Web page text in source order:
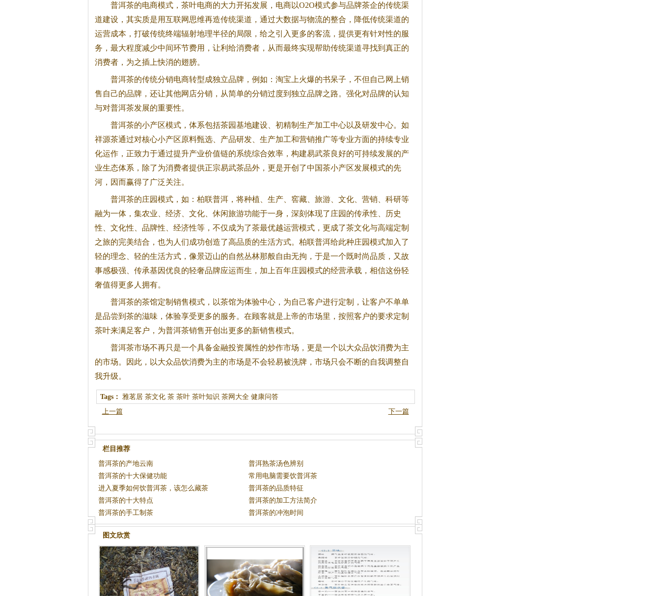
普洱茶的电商模式，茶叶电商的大力开拓发展，电商以O2O模式参与品牌茶企的传统渠
道建设，其实质是用互联网思维再造传统渠道，通过大数据与物流的整合，降低传统渠道的
运营成本，打破传统终端辐射地理半径的局限，给之引入更多的客流，提供更有针对性的服
务，最大程度减少中间环节费用，让利给消费者，从而最终实现帮助传统渠道寻找到真正的
消费者，为之插上快消的翅膀。
普洱茶的传统分销电商转型成独立品牌，例如：淘宝上火爆的书呆子，不但自己网上销
售自己的品牌，还让其他网店分销，从简单的分销过度到独立品牌之路。强化对品牌的认知
与对普洱茶发展的重要性。
普洱茶的小产区模式，体系包括茶园基地建设、初精制生产加工中心以及研发中心。如
祥源茶通过对核心小产区原料甄选、产品研发、生产加工和营销推广等专业方面的持续专业
化运作，正致力于通过提升产业价值链的系统综合效率，构建易武茶良好的可持续发展的产
业生态体系，除了为消费者提供正宗易武茶品外，更是开创了中国茶小产区发展模式的先
河，因而赢得了广泛关注。
普洱茶的庄园模式，如：柏联普洱，将种植、生产、窖藏、旅游、文化、营销、科研等
融为一体，集农业、经济、文化、休闲旅游功能于一身，深刻体现了庄园的传承性、历史
性、文化性、品牌性、经济性等，不仅成为了茶最优越运营模式，更成了茶文化与高端定制
之旅的完美结合，也为人们成功创造了高品质的生活方式。柏联普洱给此种庄园模式加入了
轻的理念、轻的生活方式，像景迈山的自然丛林那般自由无拘，于是一个既时尚品质，又故
事感极强、传承基因优良的轻奢品牌应运而生，加上百年庄园模式的经营承载，相信这份轻
奢值得更多人拥有。
普洱茶的茶馆定制销售模式，以茶馆为体验中心，为自己客户进行定制，让客户不单单
是品尝到茶的滋味，体验享受更多的服务。在顾客就是上帝的市场里，按照客户的要求定制
茶叶来满足客户，为普洱茶销售开创出更多的新销售模式。
普洱茶市场不再只是一个具备金融投资属性的炒作市场，更是一个以大众品饮消费为主
的市场。因此，以大众品饮消费为主的市场是不会轻易被洗牌，市场只会不断的自我调整自
我升级。
Tags： 雅茗居 茶文化 茶 茶叶 茶叶知识 茶网大全 健康问答
上一篇
下一篇
栏目推荐
普洱茶的产地云南
普洱熟茶汤色辨别
普洱茶的十大保健功能
常用电脑需要饮普洱茶
进入夏季如何饮普洱茶，该怎么藏茶
普洱茶的品质特征
普洱茶的十大特点
普洱茶的加工方法简介
普洱茶的手工制茶
普洱茶的冲泡时间
图文欣赏